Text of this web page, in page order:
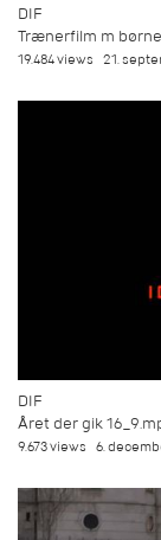
DIF
Trænerfilm m
19.484 views 21.
DIF
Året der gik
9.673 views 6.